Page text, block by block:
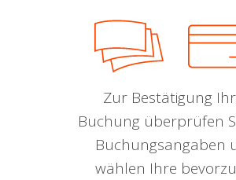
Zur Bestätigung
Buchung überprüfen
Buchungsangaben
wählen Ihre